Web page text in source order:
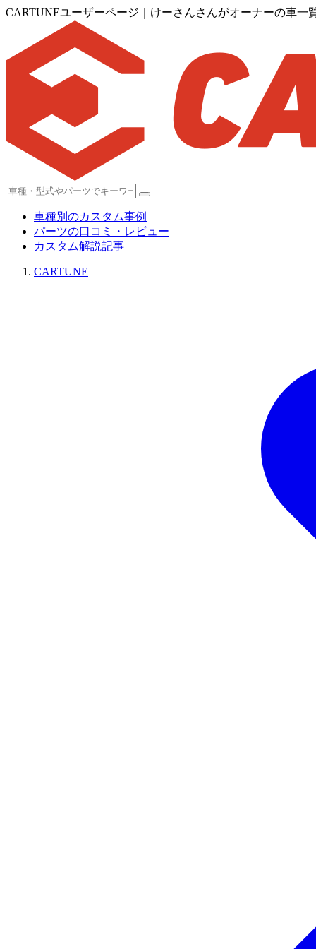
CARTUNEユーザーページ｜けーさんさんがオーナーの車一
車種別のカスタム事例
パーツの口コミ・レビュー
カスタム解説記事
CARTUNE